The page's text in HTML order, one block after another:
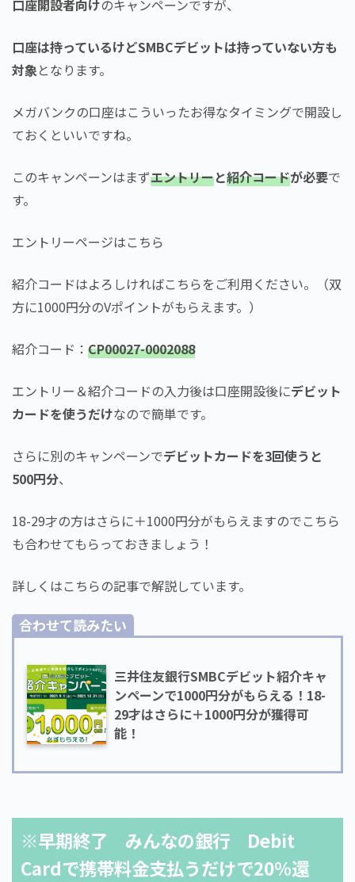
口座開設者向けのキャンペーンですが、
口座は持っているけどSMBCデビットは持っていない方も
対象となります。
メガバンクの口座はこういったお得なタイミングで開設し
ておくといいですね。
このキャンペーンはまずエントリーと紹介コードが必要で
す。
エントリーページはこちら
紹介コードはよろしければこちらをご利用ください。（双
方に1000円分のVポイントがもらえます。）
紹介コード： CP00027-0002088
エントリー＆紹介コードの入力後は口座開設後にデビット
カードを使うだけなので簡単です。
さらに別のキャンペーンでデビットカードを3回使うと
500円分、
18-29才の方はさらに＋1000円分がもらえますのでこちら
も合わせてもらっておきましょう！
詳しくはこちらの記事で解説しています。
合わせて読みたい
三井住友銀行SMBCデビット紹介キャ
ンペーンで1000円分がもらえる！18-
29才はさらに＋1000円分が獲得可
能！
※早期終了 みんなの銀行 Debit
Cardで携帯料金支払うだけで20％還